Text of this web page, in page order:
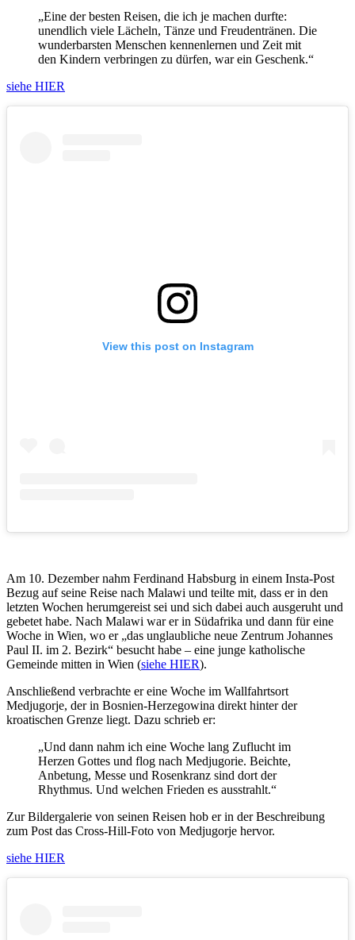
„Eine der besten Reisen, die ich je machen durfte:
unendlich viele Lächeln, Tänze und Freudentränen. Die
wunderbarsten Menschen kennenlernen und Zeit mit
den Kindern verbringen zu dürfen, war ein Geschenk.“
siehe HIER
View this post on Instagram
Am 10. Dezember nahm Ferdinand Habsburg in einem Insta-Post
Bezug auf seine Reise nach Malawi und teilte mit, dass er in den
letzten Wochen herumgereist sei und sich dabei auch ausgeruht und
gebetet habe. Nach Malawi war er in Südafrika und dann für eine
Woche in Wien, wo er „das unglaubliche neue Zentrum Johannes
Paul II. im 2. Bezirk“ besucht habe – eine junge katholische
Gemeinde mitten in Wien (siehe HIER).
Anschließend verbrachte er eine Woche im Wallfahrtsort
Medjugorje, der in Bosnien-Herzegowina direkt hinter der
kroatischen Grenze liegt. Dazu schrieb er:
„Und dann nahm ich eine Woche lang Zuflucht im
Herzen Gottes und flog nach Medjugorie. Beichte,
Anbetung, Messe und Rosenkranz sind dort der
Rhythmus. Und welchen Frieden es ausstrahlt.“
Zur Bildergalerie von seinen Reisen hob er in der Beschreibung
zum Post das Cross-Hill-Foto von Medjugorje hervor.
siehe HIER